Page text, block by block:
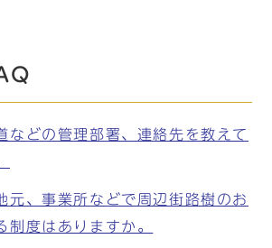
などの管理部署、連絡先を教えて
元、事業所などで周辺街路樹のお
制度はありますか。